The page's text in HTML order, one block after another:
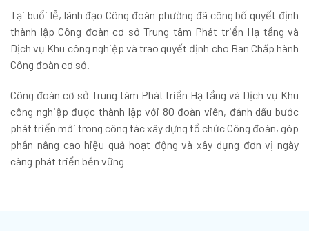
Tại buổi lễ, lãnh đạo Công đoàn phường đã công bố quyết định
thành lập Công đoàn cơ sở Trung tâm Phát triển Hạ tầng và
Dịch vụ Khu công nghiệp và trao quyết định cho Ban Chấp hành
Công đoàn cơ sở.
Công đoàn cơ sở Trung tâm Phát triển Hạ tầng và Dịch vụ Khu
công nghiệp được thành lập với 80 đoàn viên, đánh dấu bước
phát triển mới trong công tác xây dựng tổ chức Công đoàn, góp
phần nâng cao hiệu quả hoạt động và xây dựng đơn vị ngày
càng phát triển bền vững